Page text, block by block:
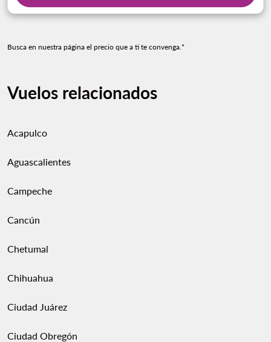
Busca en nuestra página el precio que a ti te convenga.*
Vuelos relacionados
Acapulco
Aguascalientes
Campeche
Cancún
Chetumal
Chihuahua
Ciudad Juárez
Ciudad Obregón